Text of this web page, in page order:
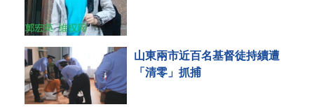
山東兩市近百名基督徒持續遭
「清零」抓捕